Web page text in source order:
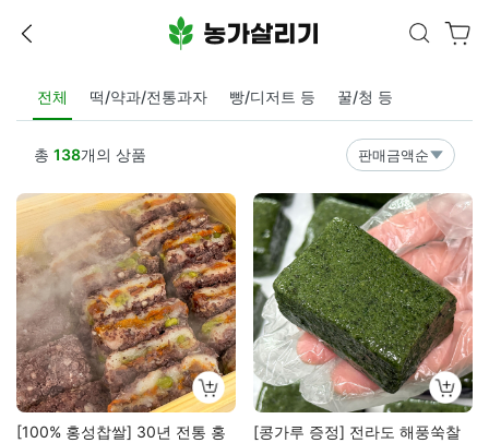
전체 떡/약과/전통과자 빵/디저트 등 꿀/청 등
총 138개의 상품 판매금액순
[100% 홍성찹쌀] 30년 전통 홍
[콩가루 증정] 전라도 해풍쑥찰